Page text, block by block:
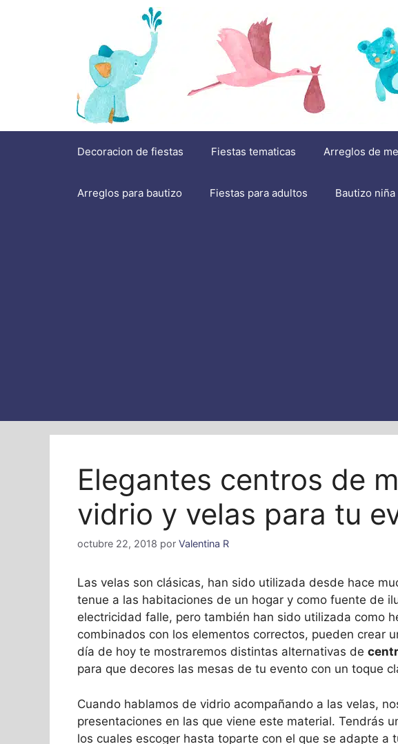
Decoracion de fiestas Fiestas tematicas Arreglos de
Arreglos para bautizo Fiestas para adultos Bautizo niña
Elegantes centros de
vidrio y velas para tu
octubre 22, 2018 por Valentina R
Las velas son clásicas, han sido utilizada desde hace
tenue a las habitaciones de un hogar y como fuente de
electricidad falle, pero también han sido utilizada como
combinados con los elementos correctos, pueden crear
día de hoy te mostraremos distintas alternativas de
para que decores las mesas de tu evento con un toque
Cuando hablamos de vidrio acompañando a las velas,
presentaciones en las que viene este material. Tendrás
los cuales escoger hasta toparte con el que se adapte a